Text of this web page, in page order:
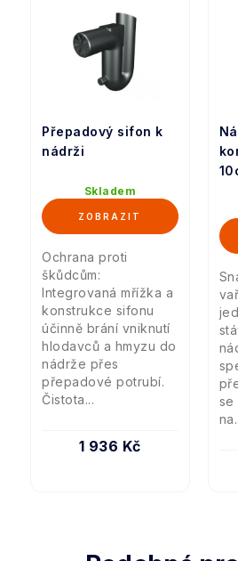
Přepadový sifon k
nádrži
Skladem
1 936 Kč
Ochrana proti
škůdcům:
Integrovaná mřížka a
konstrukce sifonu
účinně brání vniknutí
hlodavců a hmyzu do
nádrže přes
přepadové potrubí.
Čistota...
se